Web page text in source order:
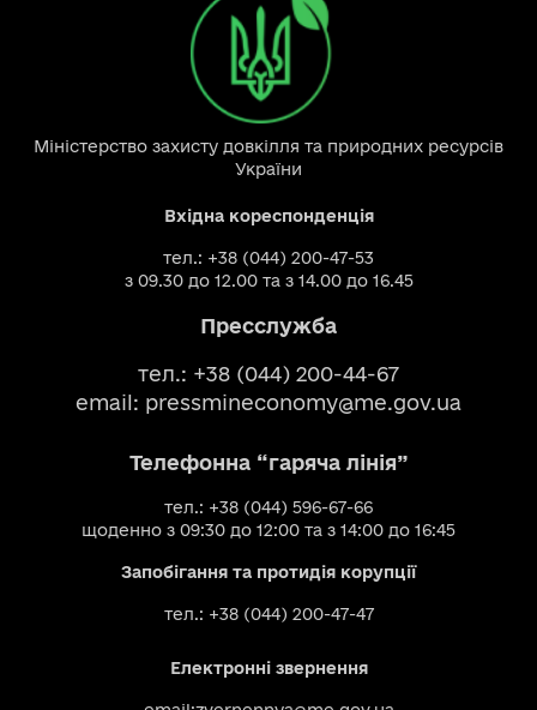
Міністерство захисту довкілля та природних ресурсів
України
Вхідна кореспонденція
тел.: +38 (044) 200-47-53
з 09.30 до 12.00 та з 14.00 до 16.45
Пресслужба
тел.: +38 (044) 200-44-67
email: pressmineconomy@me.gov.ua
Телефонна “гаряча лінія”
тел.: +38 (044) 596-67-66
щоденно з 09:30 до 12:00 та з 14:00 до 16:45
Запобігання та протидія корупції
тел.: +38 (044) 200-47-47
Електронні звернення